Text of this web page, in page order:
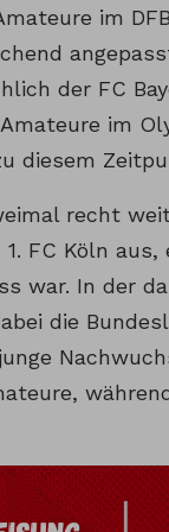
im
der FC
im
diesem
recht
FC Köln
war. In der
die